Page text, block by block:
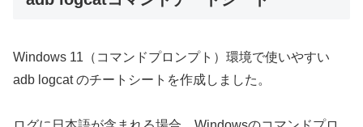
Windows 11（コマンドプロンプト）環境で使いやすい
adb logcat のチートシートを作成しました。